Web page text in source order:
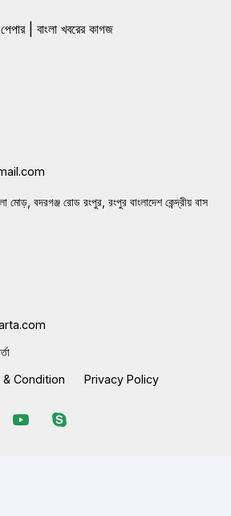
পেপার | বাংলা খবরের কাগজ
মোড়, বদরগঞ্জ রোড রংপুর, রংপুর বাংলাদেশ কেন্দ্রীয় বাস
Condition Privacy Policy